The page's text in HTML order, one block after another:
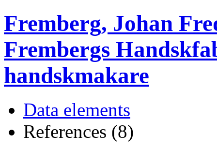
Fremberg, Johan
Frembergs
handskmakare
Data elements
References (8)